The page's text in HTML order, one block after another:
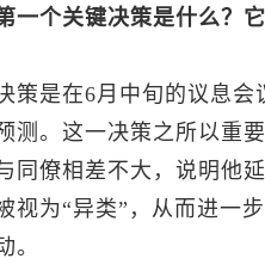
一个关键决策是什么？
策是在6月中旬的议息
测。这一决策之所以重
同僚相差不大，说明他
视为“异类”，从而进一
。